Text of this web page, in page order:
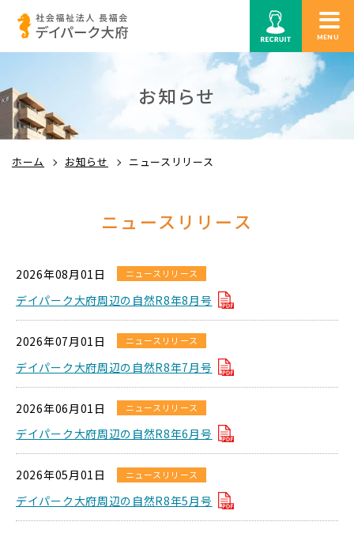
MENU
お知らせ
ホーム お知らせ ニュースリリース
ニュースリリース
2026年08月01日 ニュースリリース
デイパーク大府周辺の自然R8年8月号
2026年07月01日 ニュースリリース
デイパーク大府周辺の自然R8年7月号
2026年06月01日 ニュースリリース
デイパーク大府周辺の自然R8年6月号
2026年05月01日 ニュースリリース
デイパーク大府周辺の自然R8年5月号